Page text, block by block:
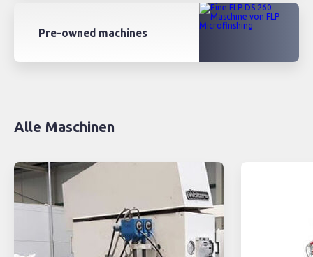
Pre-owned machines
Alle Maschinen